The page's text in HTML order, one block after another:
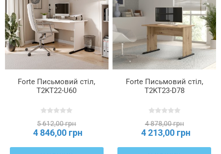
Forte Письмовий стіл,
T2KT22-U60
5 612,00 грн
4 846,00 грн
Forte Письмовий стіл,
T2KT23-D78
4 878,00 грн
4 213,00 грн